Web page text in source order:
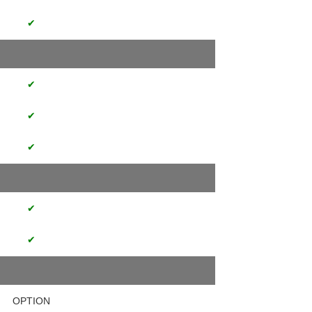
✔
✔
✔
✔
✔
✔
OPTION